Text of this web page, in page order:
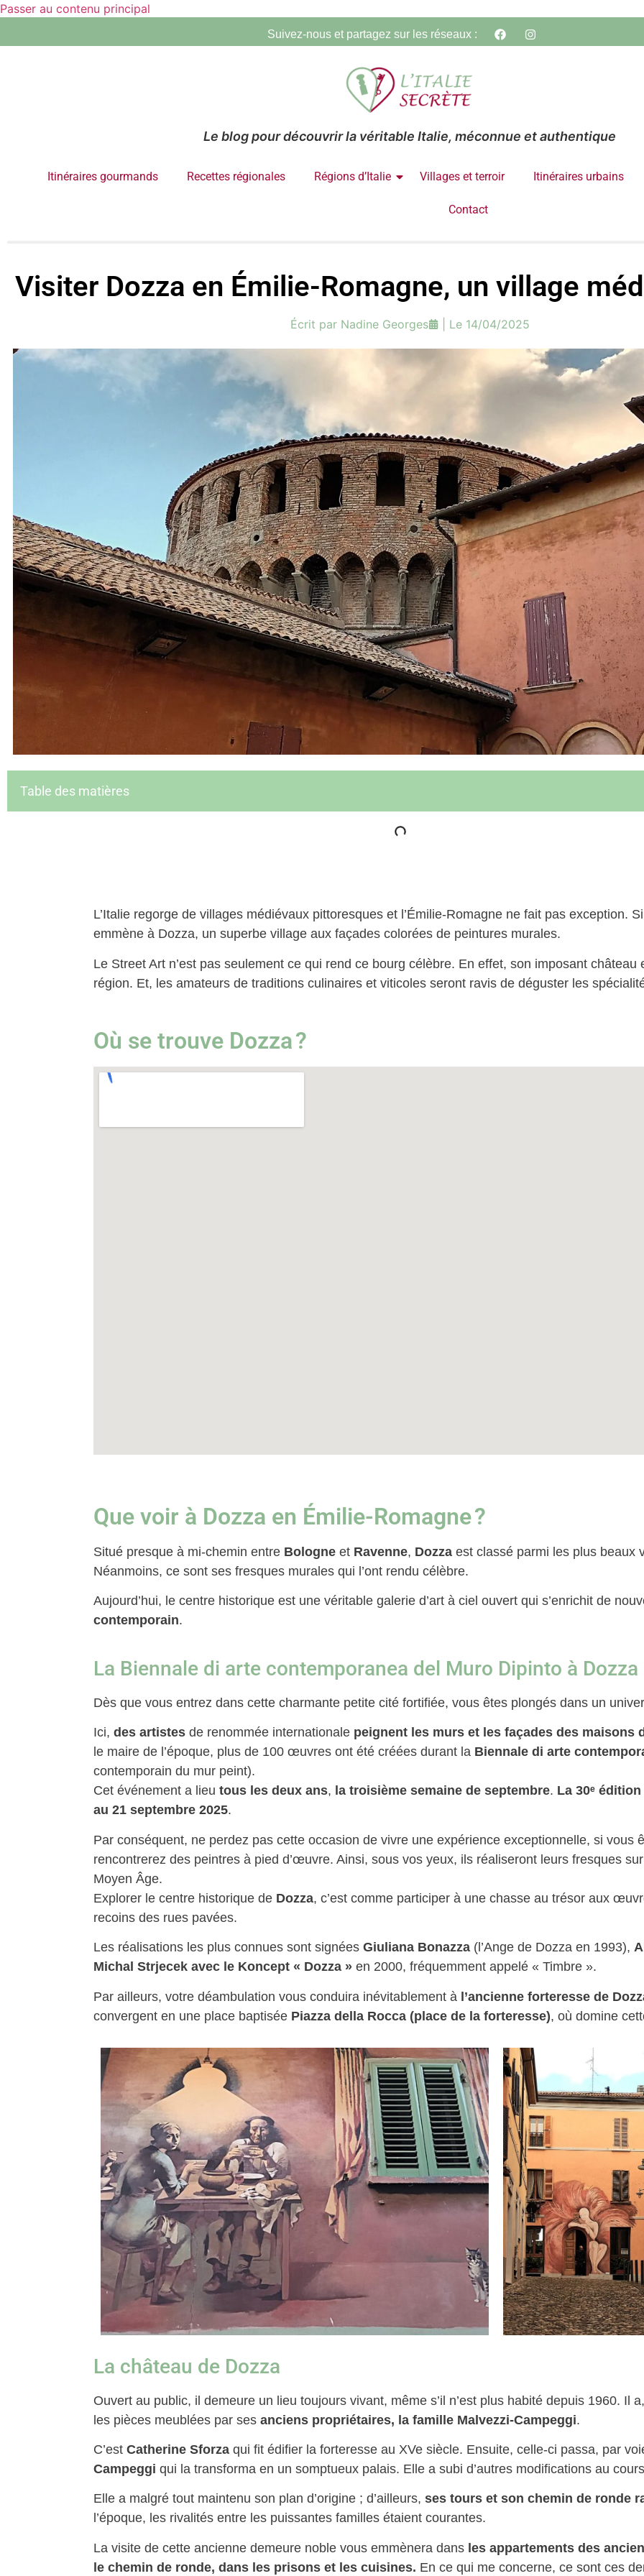
Passer au contenu principal
Suivez-nous et partagez sur les réseaux :
Le blog pour découvrir la véritable Italie, méconnue et authentique
Itinéraires gourmands Recettes régionales Régions d’Italie Villages et terroir Itinéraires urbains
Contact
Visiter Dozza en Émilie-Romagne, un village
Écrit par Nadine Georges | Le 14/04/2025
Table des matières
L’Italie regorge de villages médiévaux pittoresques et l’Émilie-Romagne ne fait pas exception.
emmène à Dozza, un superbe village aux façades colorées de peintures murales.
Le Street Art n’est pas seulement ce qui rend ce bourg célèbre. En effet, son imposant château
région. Et, les amateurs de traditions culinaires et viticoles seront ravis de déguster les
Où se trouve Dozza ?
Que voir à Dozza en Émilie-Romagne ?
Situé presque à mi-chemin entre Bologne et Ravenne, Dozza est classé parmi les plus beaux
Néanmoins, ce sont ses fresques murales qui l’ont rendu célèbre.
Aujourd’hui, le centre historique est une véritable galerie d’art à ciel ouvert qui s’enrichit de
contemporain.
La Biennale di arte contemporanea del Muro Dipinto à Dozza
Dès que vous entrez dans cette charmante petite cité fortifiée, vous êtes plongés dans un
Ici, des artistes de renommée internationale peignent les murs et les façades des maisons
le maire de l’époque, plus de 100 œuvres ont été créées durant la Biennale di arte
contemporain du mur peint).
Cet événement a lieu tous les deux ans, la troisième semaine de septembre. La 30ᵉ
au 21 septembre 2025.
Par conséquent, ne perdez pas cette occasion de vivre une expérience exceptionnelle, si vous
rencontrerez des peintres à pied d’œuvre. Ainsi, sous vos yeux, ils réaliseront leurs fresques
Moyen Âge.
Explorer le centre historique de Dozza, c’est comme participer à une chasse au trésor aux
recoins des rues pavées.
Les réalisations les plus connues sont signées Giuliana Bonazza (l’Ange de Dozza en 1993),
Michal Strjecek avec le Koncept « Dozza » en 2000, fréquemment appelé « Timbre ».
Par ailleurs, votre déambulation vous conduira inévitablement à l’ancienne forteresse de
convergent en une place baptisée Piazza della Rocca (place de la forteresse), où domine
La château de Dozza
Ouvert au public, il demeure un lieu toujours vivant, même s’il n’est plus habité depuis 1960. Il
les pièces meublées par ses anciens propriétaires, la famille Malvezzi-Campeggi.
C’est Catherine Sforza qui fit édifier la forteresse au XVe siècle. Ensuite, celle-ci passa, par
Campeggi qui la transforma en un somptueux palais. Elle a subi d’autres modifications au
Elle a malgré tout maintenu son plan d’origine ; d’ailleurs, ses tours et son chemin de ronde
l’époque, les rivalités entre les puissantes familles étaient courantes.
La visite de cette ancienne demeure noble vous emmènera dans les appartements des
le chemin de ronde, dans les prisons et les cuisines. En ce qui me concerne, ce sont ces